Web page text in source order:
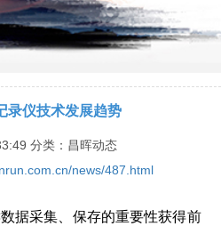
录仪技术发展趋势
分类：昌晖动态
news/487.html
据采集、保存的重要性获得前